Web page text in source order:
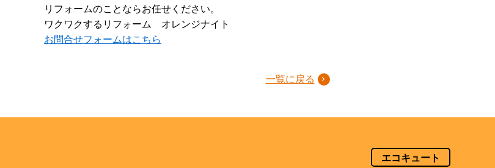
リフォームのことならお任せください。
ワクワクするリフォーム オレンジナイト
お問合せフォームはこちら
一覧に戻る
エコキュート